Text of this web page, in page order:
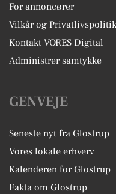
For annoncører
Vilkår og Privatlivspolitik
Kontakt VORES Digital
Administrer samtykke
GENVEJE
Seneste nyt fra Glostrup
Vores lokale erhverv
Kalenderen for Glostrup
Fakta om Glostrup